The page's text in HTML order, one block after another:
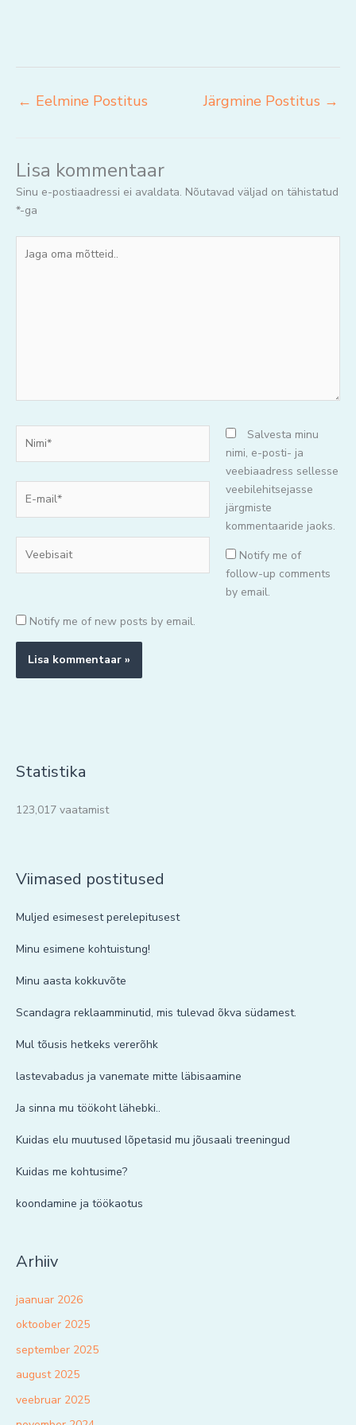
← Eelmine Postitus Järgmine Postitus →
Lisa kommentaar
Sinu e-postiaadressi ei avaldata. Nõutavad väljad on tähistatud
*-ga
oma
mail*
Salvesta minu
nimi, e-posti- ja
veebiaadress sellesse
veebilehitsejasse
järgmiste
kommentaaride jaoks.
Notify me of
follow-up comments
by email.
Notify me of new posts by email.
Statistika
123,017 vaatamist
Viimased postitused
Muljed esimesest perelepitusest
Minu esimene kohtuistung!
Minu aasta kokkuvõte
Scandagra reklaamminutid, mis tulevad õkva südamest.
Mul tõusis hetkeks vererõhk
lastevabadus ja vanemate mitte läbisaamine
Ja sinna mu töökoht lähebki..
Kuidas elu muutused lõpetasid mu jõusaali treeningud
Kuidas me kohtusime?
koondamine ja töökaotus
Arhiiv
jaanuar 2026
oktoober 2025
september 2025
august 2025
veebruar 2025